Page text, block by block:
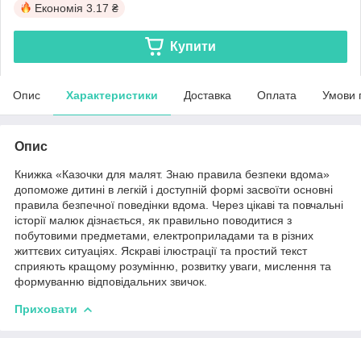
Економія 3.17 ₴
Купити
Опис Характеристики Доставка Оплата Умови
Опис
Книжка «Казочки для малят. Знаю правила безпеки вдома»
допоможе дитині в легкій і доступній формі засвоїти основні
правила безпечної поведінки вдома. Через цікаві та повчальні
історії малюк дізнається, як правильно поводитися з
побутовими предметами, електроприладами та в різних
життєвих ситуаціях. Яскраві ілюстрації та простий текст
сприяють кращому розумінню, розвитку уваги, мислення та
формуванню відповідальних звичок.
Приховати